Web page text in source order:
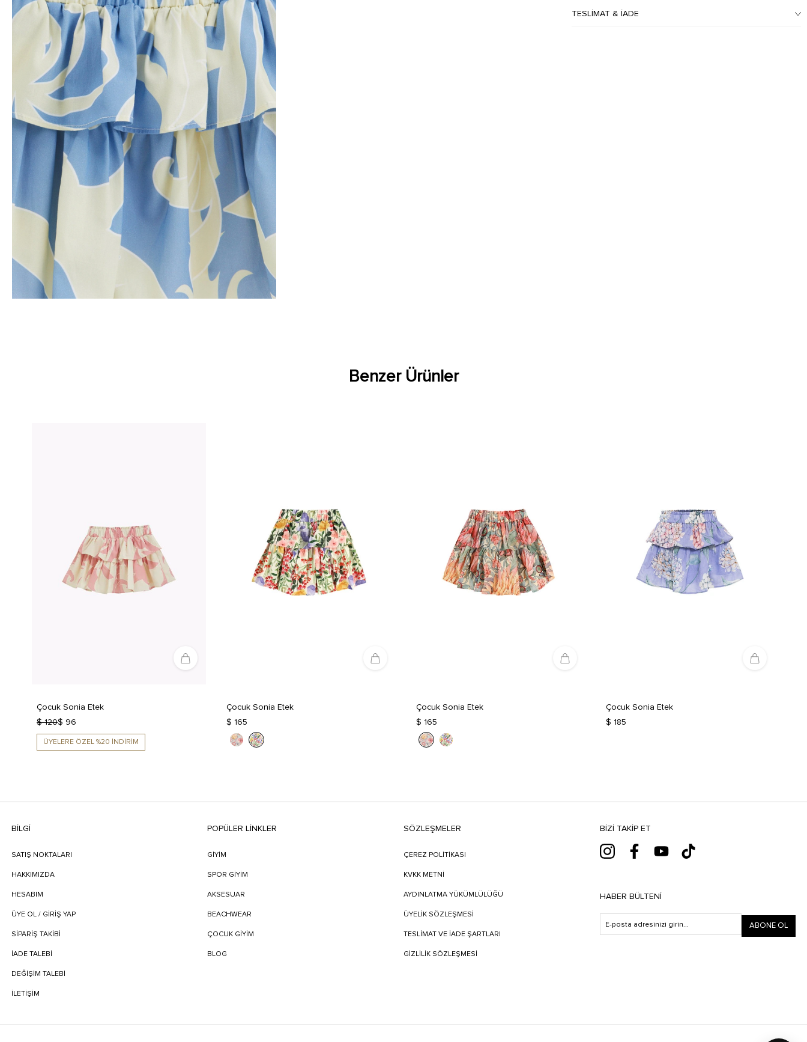
TESLIMAT & İADE
Benzer Ürünler
Çocuk Sonia Etek
$ 120$ 96
ÜYELERE ÖZEL %20 İNDİRİM
Çocuk Sonia Etek
$ 165
Çocuk Sonia Etek
$ 165
Çocuk Sonia Etek
$ 185
BILGI
SATIŞ NOKTALARI
HAKKIMIZDA
HESABIM
ÜYE OL / GİRİŞ YAP
SIPARIŞ TAKIBI
İADE TALEBI
DEĞIŞIM TALEBI
İLETIŞIM
POPÜLER LİNKLER
GİYİM
SPOR GİYİM
AKSESUAR
BEACHWEAR
ÇOCUK GİYİM
BLOG
SÖZLEŞMELER
ÇEREZ POLİTİKASI
KVKK METNİ
AYDINLATMA YÜKÜMLÜLÜĞÜ
ÜYELIK SÖZLEŞMESI
TESLIMAT VE İADE ŞARTLARI
GİZLİLİK SÖZLEŞMESİ
BIZI TAKIP ET
HABER BÜLTENI
ABONE OL